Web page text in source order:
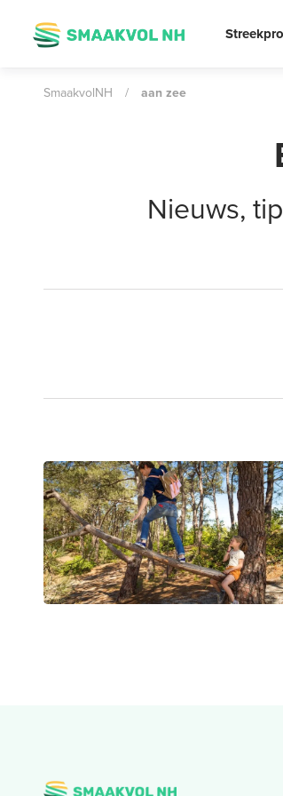
SmaakvolNH / aan zee
Nieuws,